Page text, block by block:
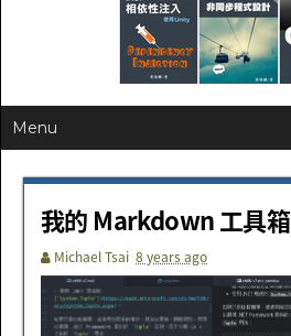
我的 Markdown 工具箱
Michael Tsai 8 years ago